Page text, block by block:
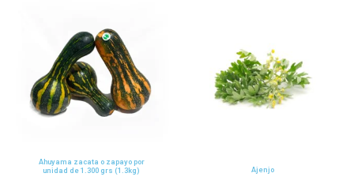
Ahuyama zacata o zapayo por
unidad de 1.300 grs (1.3kg)
Ajenjo